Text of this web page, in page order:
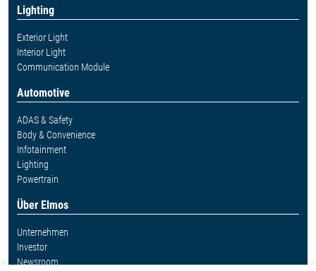
Lighting
Exterior Light
Interior Light
Communication Module
Automotive
ADAS & Safety
Body & Convenience
Infotainment
Lighting
Powertrain
Über Elmos
Unternehmen
Investor
Newsroom